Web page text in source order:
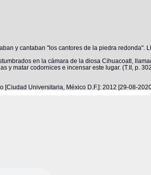
y cantaban "los cantores de la piedra
en la cámara de la diosa Cihuacoatl,
y matar codornices e incensar este lugar. (T.II, p.
Universitaria, México D.F.]: 2012 [29-08-